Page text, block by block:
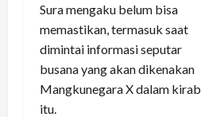
Sura mengaku belum bisa
memastikan, termasuk saat
dimintai informasi seputar
busana yang akan dikenakan
Mangkunegara X dalam kirab
itu.